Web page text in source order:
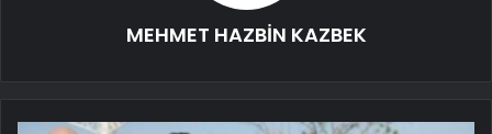
MEHMET HAZBİN KAZBEK